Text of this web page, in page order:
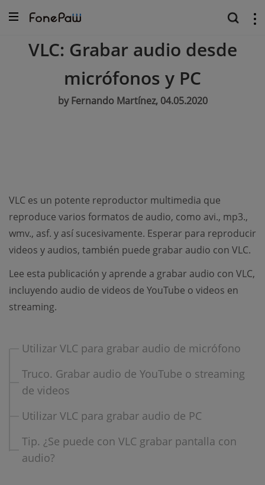
VLC: Grabar audio desde
micrófonos y PC
by Fernando Martínez, 04.05.2020
VLC es un potente reproductor multimedia que
reproduce varios formatos de audio, como avi., mp3.,
wmv., asf. y así sucesivamente. Esperar para reproducir
videos y audios, también puede grabar audio con VLC.
Lee esta publicación y aprende a grabar audio con VLC,
incluyendo audio de videos de YouTube o videos en
streaming.
Utilizar VLC para grabar audio de micrófono
Truco. Grabar audio de YouTube o streaming
de videos
Utilizar VLC para grabar audio de PC
Tip. ¿Se puede con VLC grabar pantalla con
audio?